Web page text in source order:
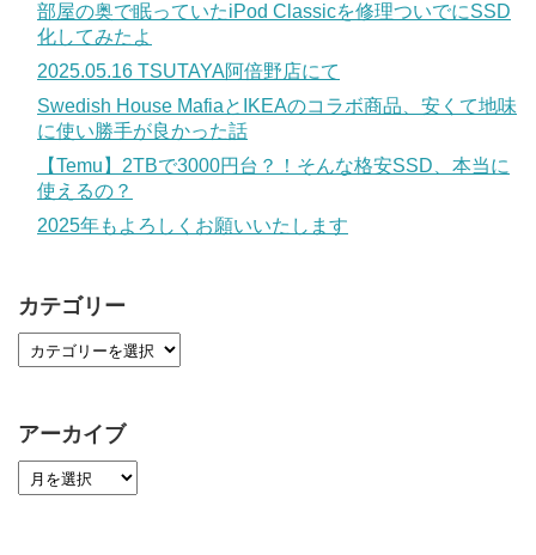
部屋の奥で眠っていたiPod Classicを修理ついでにSSD
化してみたよ
2025.05.16 TSUTAYA阿倍野店にて
Swedish House MafiaとIKEAのコラボ商品、安くて地味
に使い勝手が良かった話
【Temu】2TBで3000円台？！そんな格安SSD、本当に
使えるの？
2025年もよろしくお願いいたします
カテゴリー
アーカイブ